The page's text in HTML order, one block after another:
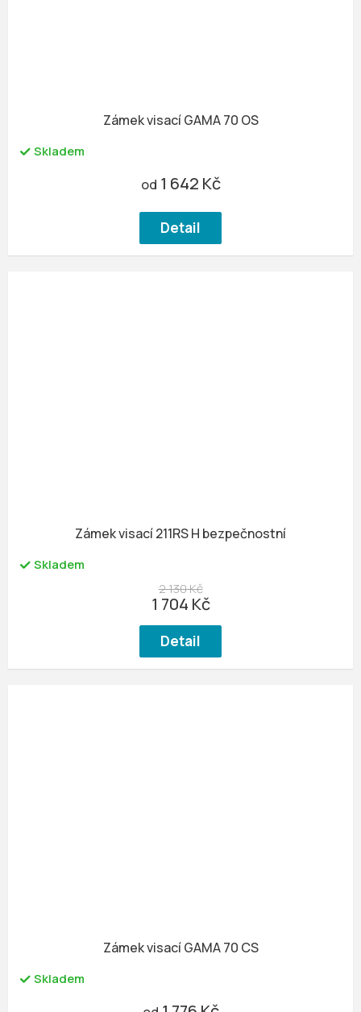
Zámek visací GAMA 70 OS
Skladem
od 1 642 Kč
Detail
Zámek visací 211RS H bezpečnostní
Skladem
2 130 Kč
1 704 Kč
Detail
Zámek visací GAMA 70 CS
Skladem